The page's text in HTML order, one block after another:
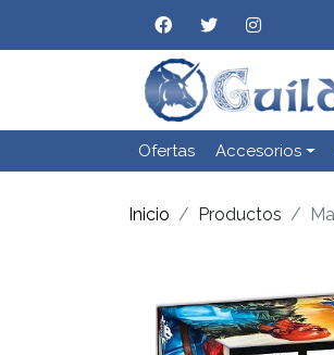
Ofertas Accesorios
Inicio Productos